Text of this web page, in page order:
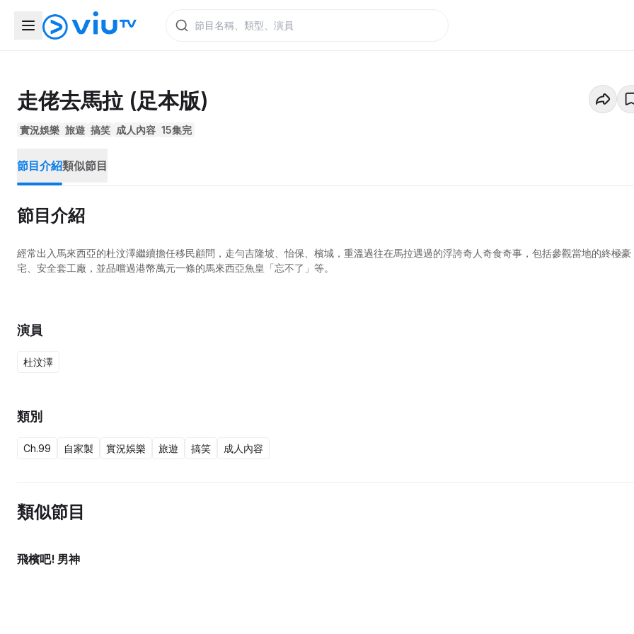
走佬去馬拉 (足本版)
實況娛樂 旅遊 搞笑 成人內容 15集完
節目介紹類似節目
節目介紹
經常出入馬來西亞的杜汶澤繼續擔任移民顧問，走勻吉隆坡、怡保、檳城，重溫過往在馬拉遇過的浮誇奇人奇食奇事，包括參觀當地的終極豪
宅、安全套工廠，並品嚐過港幣萬元一條的馬來西亞魚皇「忘不了」等。
演員
杜汶澤
類別
Ch.99 自家製 實況娛樂 旅遊 搞笑 成人內容
類似節目
飛檳吧! 男神